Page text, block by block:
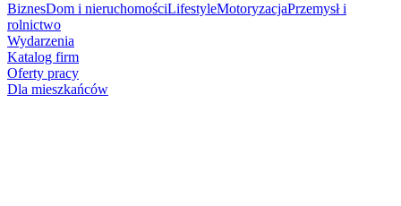
BiznesDom i nieruchomościLifestyleMotoryzacjaPrzemysł i
rolnictwo
Wydarzenia
Katalog firm
Oferty pracy
Dla mieszkańców